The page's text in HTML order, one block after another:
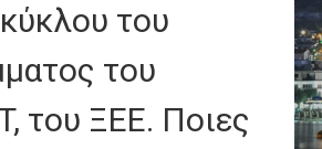
του
του
του ΞΕΕ. Ποιες